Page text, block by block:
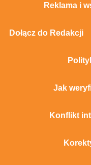
Reklama i
Dołącz do Redakcji
Jak
Konflikt